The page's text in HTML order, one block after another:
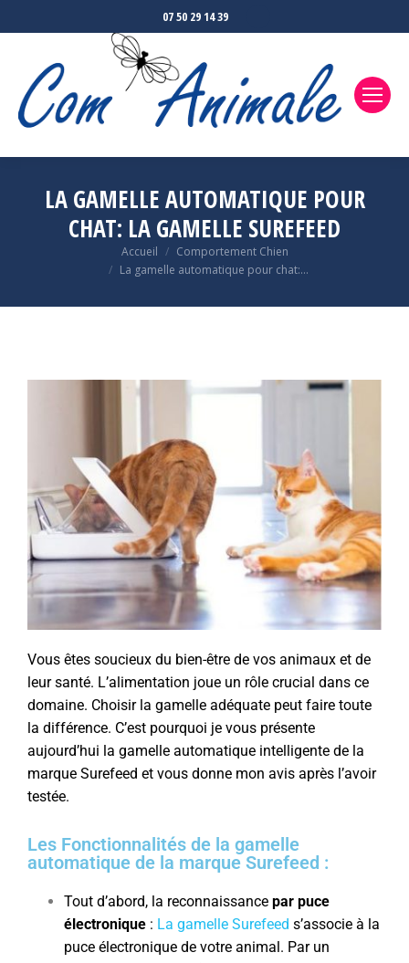
07 50 29 14 39
LA GAMELLE AUTOMATIQUE POUR
CHAT: LA GAMELLE SUREFEED
Accueil
Comportement Chien
La gamelle automatique pour chat:…
Vous êtes soucieux du bien-être de vos animaux et de
leur santé. L’alimentation joue un rôle crucial dans ce
domaine. Choisir la gamelle adéquate peut faire toute
la différence. C’est pourquoi je vous présente
aujourd’hui la gamelle automatique intelligente de la
marque Surefeed et vous donne mon avis après l’avoir
testée.
Les Fonctionnalités de la gamelle
automatique de la marque Surefeed :
Tout d’abord, la reconnaissance par puce
électronique : La gamelle Surefeed s’associe à la
puce électronique de votre animal. Par un